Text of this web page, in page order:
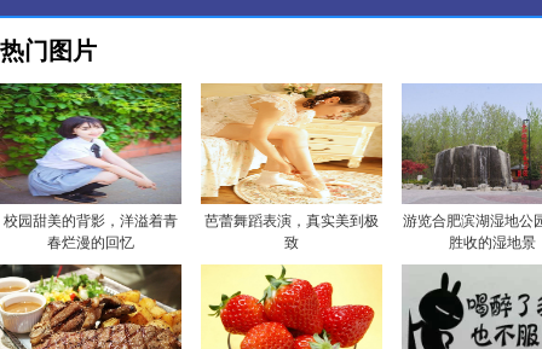
热门图片
校园甜美的背影，洋溢着青
春烂漫的回忆
芭蕾舞蹈表演，真实美到极
致
游览合肥滨湖湿地公
胜收的湿地景